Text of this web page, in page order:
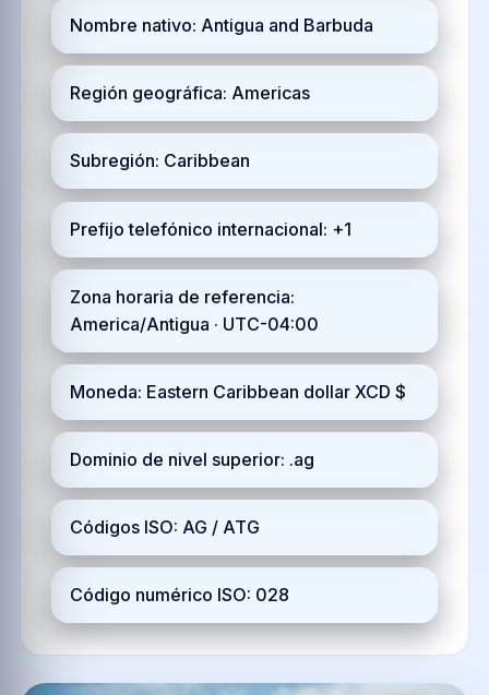
Nombre nativo: Antigua and Barbuda
Región geográfica: Americas
Subregión: Caribbean
Prefijo telefónico internacional: +1
Zona horaria de referencia:
America/Antigua · UTC-04:00
Moneda: Eastern Caribbean dollar XCD $
Dominio de nivel superior: .ag
Códigos ISO: AG / ATG
Código numérico ISO: 028